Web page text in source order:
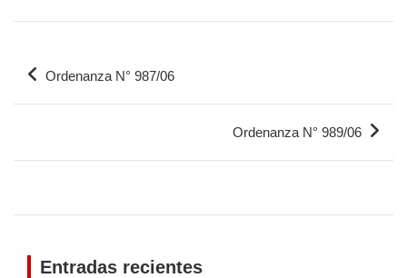
Ordenanza N° 987/06
Ordenanza N° 989/06
Entradas recientes